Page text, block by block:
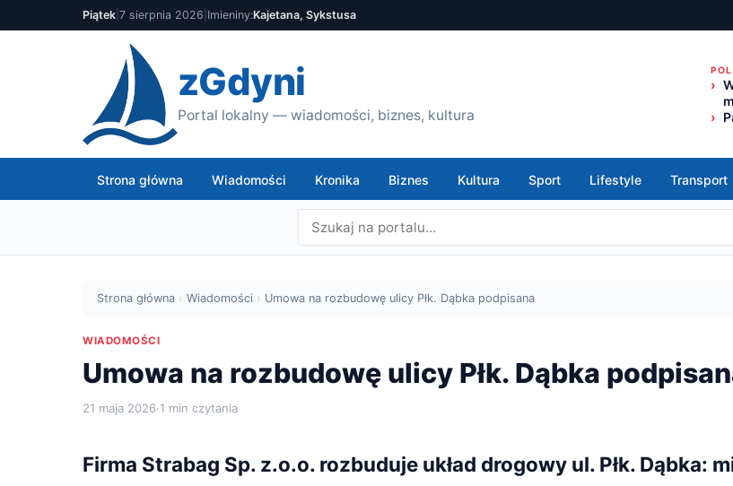
Piątek 7 sierpnia 2026 Imieniny:Kajetana, Sykstusa
zGdyni
Portal lokalny — wiadomości, biznes, kultura
Strona główna Wiadomości Kronika Biznes Kultura Sport Lifestyle Transport
Strona główna › Wiadomości › Umowa na rozbudowę ulicy Płk. Dąbka podpisana
WIADOMOŚCI
Umowa na rozbudowę ulicy Płk. Dąbka
21 maja 2026·1 min czytania
Firma Strabag Sp. z.o.o. rozbuduje układ drogowy ul. Płk. Dąbka: